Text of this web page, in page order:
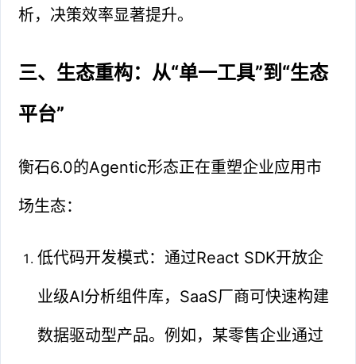
析，决策效率显著提升。
三、生态重构：从“单一工具”到“生态
平台”
衡石6.0的Agentic形态正在重塑企业应用市
场生态：
低代码开发模式：通过React SDK开放企
业级AI分析组件库，SaaS厂商可快速构建
数据驱动型产品。例如，某零售企业通过